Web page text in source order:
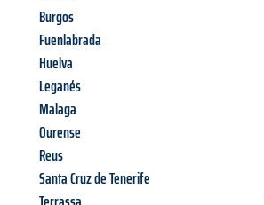
Burgos
Fuenlabrada
Huelva
Leganés
Malaga
Ourense
Reus
Santa Cruz de Tenerife